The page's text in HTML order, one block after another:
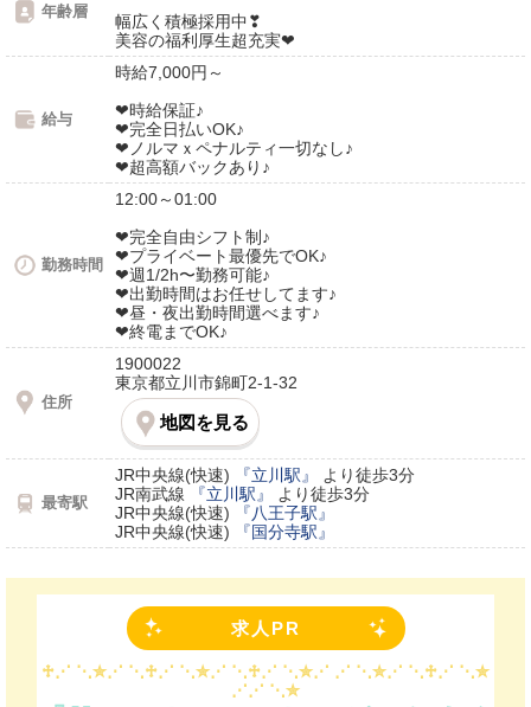
年齢層
幅広く積極採用中❣
美容の福利厚生超充実❤
給与
時給7,000円～
❤時給保証♪
❤完全日払いOK♪
❤ノルマｘペナルティ一切なし♪
❤超高額バックあり♪
勤務時間
12:00～01:00
❤完全自由シフト制♪
❤プライベート最優先でOK♪
❤週1/2h〜勤務可能♪
❤出勤時間はお任せしてます♪
❤昼・夜出勤時間選べます♪
❤終電までOK♪
住所
1900022
東京都立川市錦町2-1-32
地図を見る
最寄駅
JR中央線(快速) 『立川駅』
より徒歩3分
JR南武線
『立川駅』
より徒歩3分
JR中央線(快速)
『八王子駅』
JR中央線(快速)
『国分寺駅』
求人PR
♱⋰ ⋱✮⋰ ⋱♱⋰ ⋱✮⋰ ⋱♱⋰ ⋱✮⋰ ⋰ ⋱✮⋰ ⋱♱⋰ ⋱✮
⋰⋰ ⋱✮